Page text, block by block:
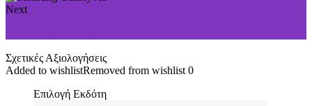
Next
Σχετικές Αξιολογήσεις
Added to wishlistRemoved from wishlist 0
Επιλογή Εκδότη